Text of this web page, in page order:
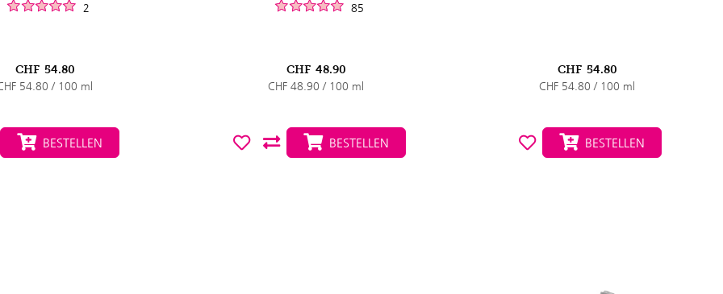
2
CHF 54.80
54.80 / 100 ml
BESTELLEN
85
CHF 48.90
CHF 48.90 / 100 ml
BESTELLEN
CHF 54.80
CHF 54.80 / 100 ml
BESTELLEN